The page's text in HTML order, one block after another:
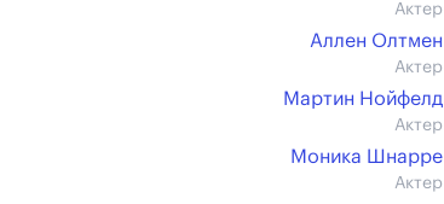
Актер
Аллен Олтмен
Актер
Мартин Нойфелд
Актер
Моника Шнарре
Актер